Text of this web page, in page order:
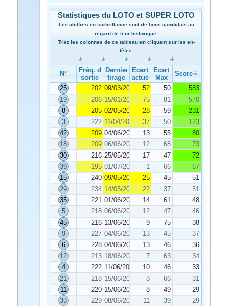
Statistiques du LOTO et SUPER LOTO
Les chiffres en surbrillance sont de bons candidats au
regard de leur historique.
Triez les colonnes de ce tableau en cliquant sur les en-
têtes.
N°
Fréq. de
sortie
Dernier
tirage
Ecart
actuel
Ecart
Max
Score
25
202 09/03/2022 52 50
583
19
206 15/01/2022 75 81
570
8
205 02/05/2022 28 59
231
3
222 11/04/2022 37 50
123
42
209 04/06/2022 13 55
80
18
209 06/06/2022 12 68
73
30
216 25/05/2022 17 47
72
39
195 01/07/2022 1 66
67
15
240 09/05/2022 25 45
51
29
234 14/05/2022 22 37
51
35
221 01/06/2022 14 61
48
5
218 06/06/2022 12 47
46
45
216 13/06/2022 9 75
38
9
227 04/06/2022 13 45
37
6
228 04/06/2022 13 46
36
12
213 18/06/2022 7 63
34
4
222 11/06/2022 10 46
33
21
218 15/06/2022 8 66
31
11
220 15/06/2022 8 49
29
33
229 08/06/2022 11 39
29